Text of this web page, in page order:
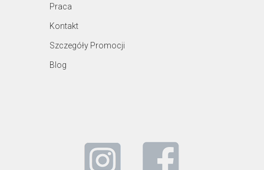
Praca
Kontakt
Szczegóły Promocji
Blog